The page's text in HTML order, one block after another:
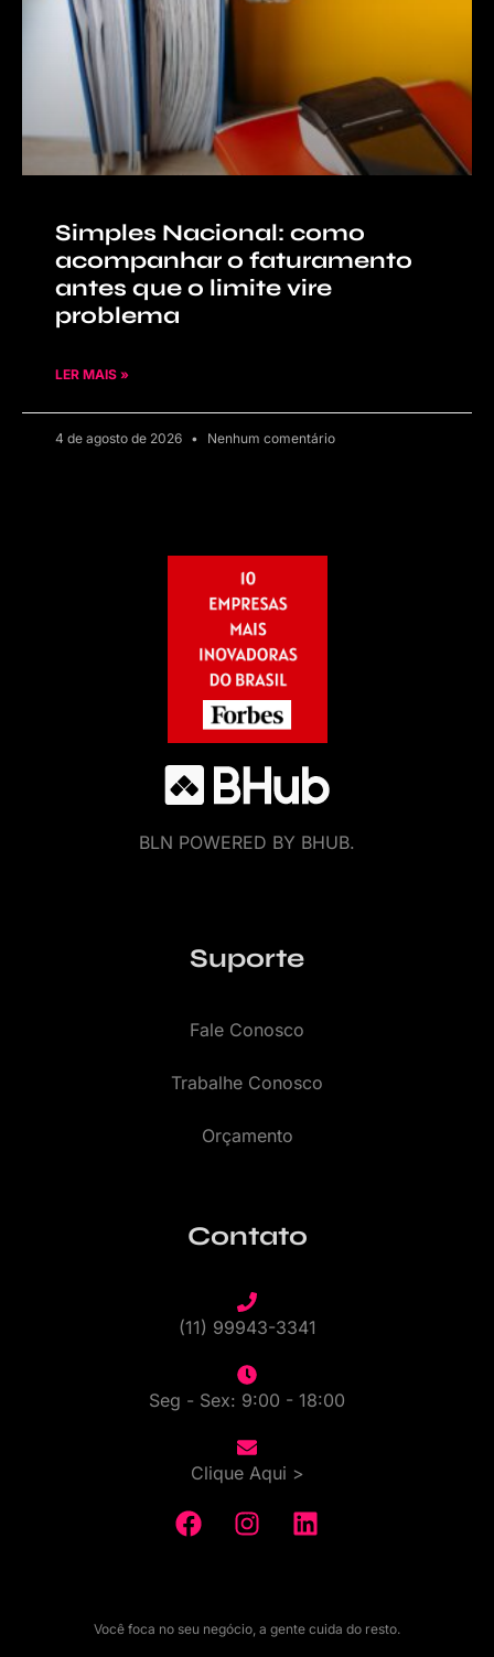
Simples Nacional: como
acompanhar o faturamento
antes que o limite vire
problema
LER MAIS »
4 de agosto de 2026 Nenhum comentário
BLN POWERED BY BHUB.
Suporte
Fale Conosco
Trabalhe Conosco
Orçamento
Contato
(11) 99943-3341
Seg - Sex: 9:00 - 18:00
Clique Aqui >
Você foca no seu negócio, a gente cuida do resto.